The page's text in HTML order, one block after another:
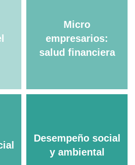
Micro
empresarios:
salud financiera
Desempeño social
y ambiental